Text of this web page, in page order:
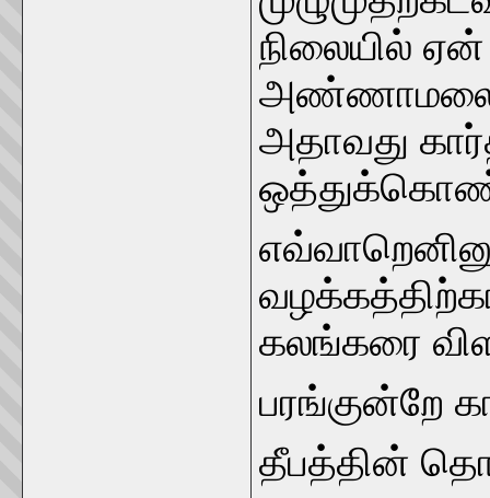
நிலையில்
அதாவது
கலங்கரை
பரங்குன்றே
தீபத்தின்